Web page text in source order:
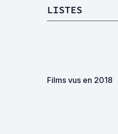
LISTES
Films vus en 2018